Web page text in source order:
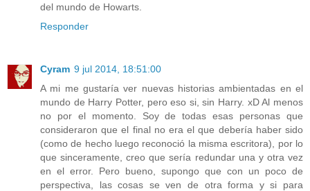
del mundo de Howarts.
Responder
Cyram 9 jul 2014, 18:51:00
A mi me gustaría ver nuevas historias ambientadas en el
mundo de Harry Potter, pero eso si, sin Harry. xD Al menos
no por el momento. Soy de todas esas personas que
consideraron que el final no era el que debería haber sido
(como de hecho luego reconoció la misma escritora), por lo
que sinceramente, creo que sería redundar una y otra vez
en el error. Pero bueno, supongo que con un poco de
perspectiva, las cosas se ven de otra forma y si para